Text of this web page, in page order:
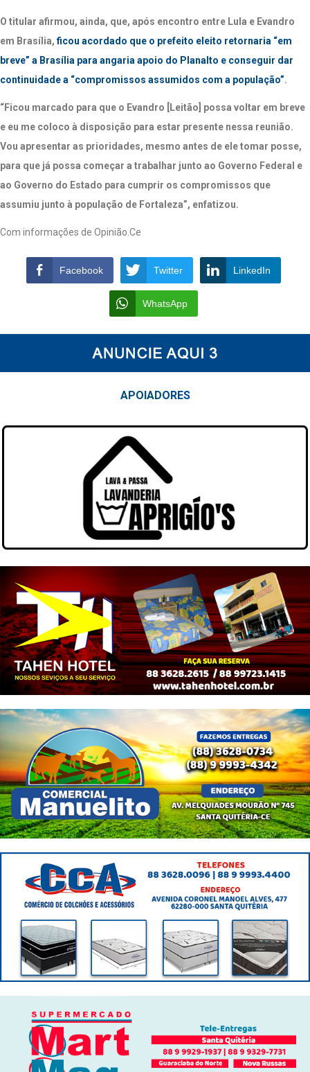
O titular afirmou, ainda, que, após encontro entre Lula e Evandro
em Brasília,ficou acordado que o prefeito eleito retornaria “em
breve” a Brasília para angaria apoio do Planalto e conseguir dar
continuidade a “compromissos assumidos com a população”.
“Ficou marcado para que o Evandro [Leitão] possa voltar em breve
e eu me coloco à disposição para estar presente nessa reunião.
Vou apresentar as prioridades, mesmo antes de ele tomar posse,
para que já possa começar a trabalhar junto ao Governo Federal e
ao Governo do Estado para cumprir os compromissos que
assumiu junto à população de Fortaleza”, enfatizou.
Com informações de Opinião.Ce
Facebook Twitter LinkedIn
WhatsApp
APOIADORES